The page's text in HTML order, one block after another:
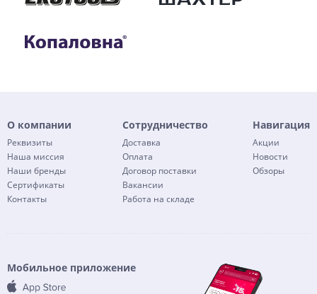
О компании
Реквизиты
Наша миссия
Наши бренды
Сертификаты
Контакты
Сотрудничество
Доставка
Оплата
Договор поставки
Вакансии
Работа на складе
Навигация
Акции
Новости
Обзоры
Мобильное приложение